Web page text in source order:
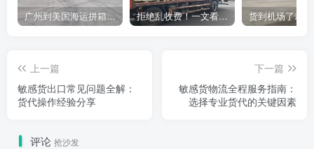
广州到美国海运拼箱多少钱？2024年最新运费构成+隐藏费用避坑指南 拒绝乱收费！一文看懂中国货代计费套路，教你避开所有隐形坑
上一篇
敏感货出口常见问题全解：
货代操作经验分享
下一篇
敏感货物流全程服务指南：
选择专业货代的关键因素
评论 抢沙发